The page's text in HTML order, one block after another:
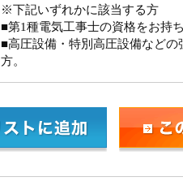
※下記いずれかに該当する方
■第1種電気工事士の資格をお持ち
■高圧設備・特別高圧設備など
方。